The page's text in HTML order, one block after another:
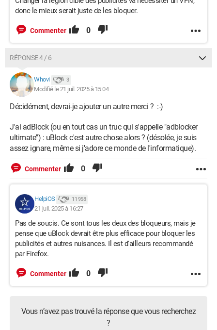
donc le mieux serait juste de les bloquer.
Commenter 0
RÉPONSE 4 / 6
Whovi 3
Modifié le 21 juil. 2025 à 15:04
Décidément, devrai-je ajouter un autre merci ? :-)
J'ai adBlock (ou en tout cas un truc qui s'appelle "adblocker
ultimate") : uBlock c'est autre chose alors ? (désolée, je suis
assez ignare, même si j'adore ce monde de l'informatique).
Commenter 0
HelpiOS 11 958
21 juil. 2025 à 16:27
Pas de soucis. Ce sont tous les deux des bloqueurs, mais je
pense que uBlock devrait être plus efficace pour bloquer les
publicités et autres nuisances. Il est d'ailleurs recommandé
par Firefox.
Commenter 0
Vous n’avez pas trouvé la réponse que vous recherchez
?